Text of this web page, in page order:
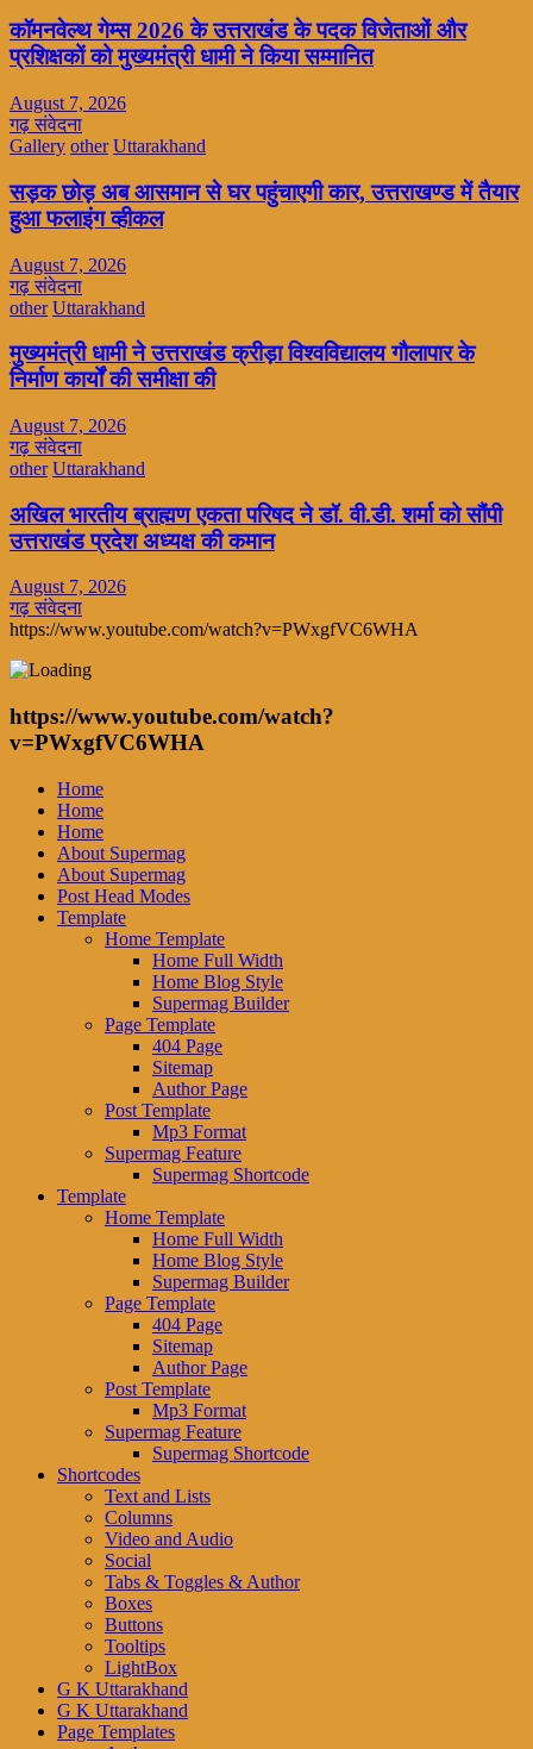
कॉमनवेल्थ गेम्स 2026 के उत्तराखंड के पदक विजेताओं और
प्रशिक्षकों को मुख्यमंत्री धामी ने किया सम्मानित
August 7, 2026
गढ़ संवेदना
Gallery other Uttarakhand
सड़क छोड़ अब आसमान से घर पहुंचाएगी कार, उत्तराखण्ड में तैयार
हुआ फलाइंग व्हीकल
August 7, 2026
गढ़ संवेदना
other Uttarakhand
मुख्यमंत्री धामी ने उत्तराखंड क्रीड़ा विश्वविद्यालय गौलापार के
निर्माण कार्यों की समीक्षा की
August 7, 2026
गढ़ संवेदना
other Uttarakhand
अखिल भारतीय ब्राह्मण एकता परिषद ने डॉ. वी.डी. शर्मा को सौंपी
उत्तराखंड प्रदेश अध्यक्ष की कमान
August 7, 2026
गढ़ संवेदना
https://www.youtube.com/watch?v=PWxgfVC6WHA
https://www.youtube.com/watch?
v=PWxgfVC6WHA
Home
Home
Home
About Supermag
About Supermag
Post Head Modes
Template
Home Template
Home Full Width
Home Blog Style
Supermag Builder
Page Template
404 Page
Sitemap
Author Page
Post Template
Mp3 Format
Supermag Feature
Supermag Shortcode
Template
Home Template
Home Full Width
Home Blog Style
Supermag Builder
Page Template
404 Page
Sitemap
Author Page
Post Template
Mp3 Format
Supermag Feature
Supermag Shortcode
Shortcodes
Text and Lists
Columns
Video and Audio
Social
Tabs & Toggles & Author
Boxes
Buttons
Tooltips
LightBox
G K Uttarakhand
G K Uttarakhand
Page Templates